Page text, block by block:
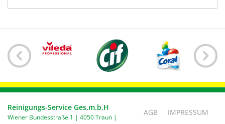
Reinigungs-Service Ges.m.b.H
Wiener Bundesstraße 1 | 4050 Traun |
AGB IMPRESSUM